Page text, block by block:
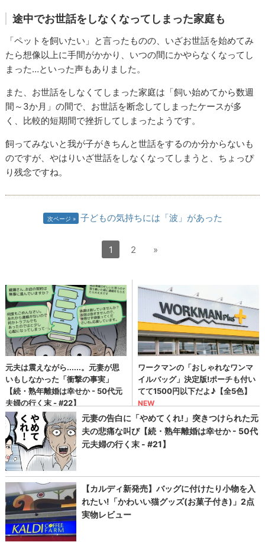
途中でお世話をしなくなってしまった家庭も
「ペットを飼いたい」と言ったものの、いざお世話を始めてみ
たら想像以上に手間がかかり、いつの間にかやらなくなってし
まった…といった声もありました。
また、お世話をしなくてしまった家庭は「飼い始めてから数週
間～3か月」の間で、お世話を断念してしまったケースが多
く、比較的短期間で挫折してしまったようです。
飼ってみないと我が子がきちんと世話をするのか分からないも
のですが、やはりいざ世話をしなくなってしまうと、ちょっぴ
り残念ですね。
次ページ 子どもの気持ちには「波」があった
1 2 »